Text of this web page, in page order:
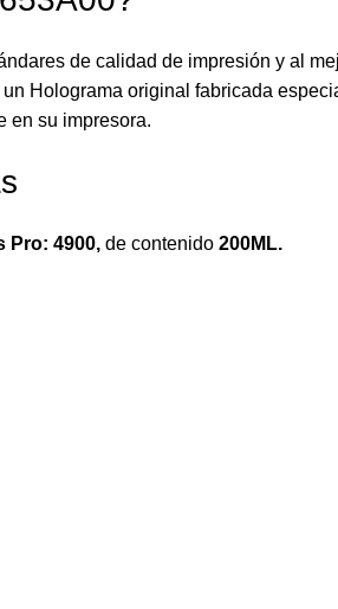
de calidad de impresión y al
Holograma original fabricada
en su impresora.
Pro: 4900, de contenido 200ML.